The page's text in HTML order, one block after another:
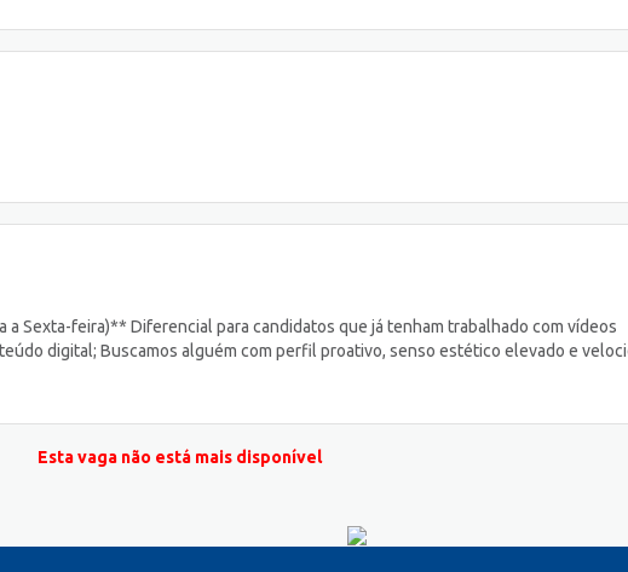
a Sexta-feira)** Diferencial para candidatos que já tenham trabalhado com vídeos
digital; Buscamos alguém com perfil proativo, senso estético elevado e
Esta vaga não está mais disponível